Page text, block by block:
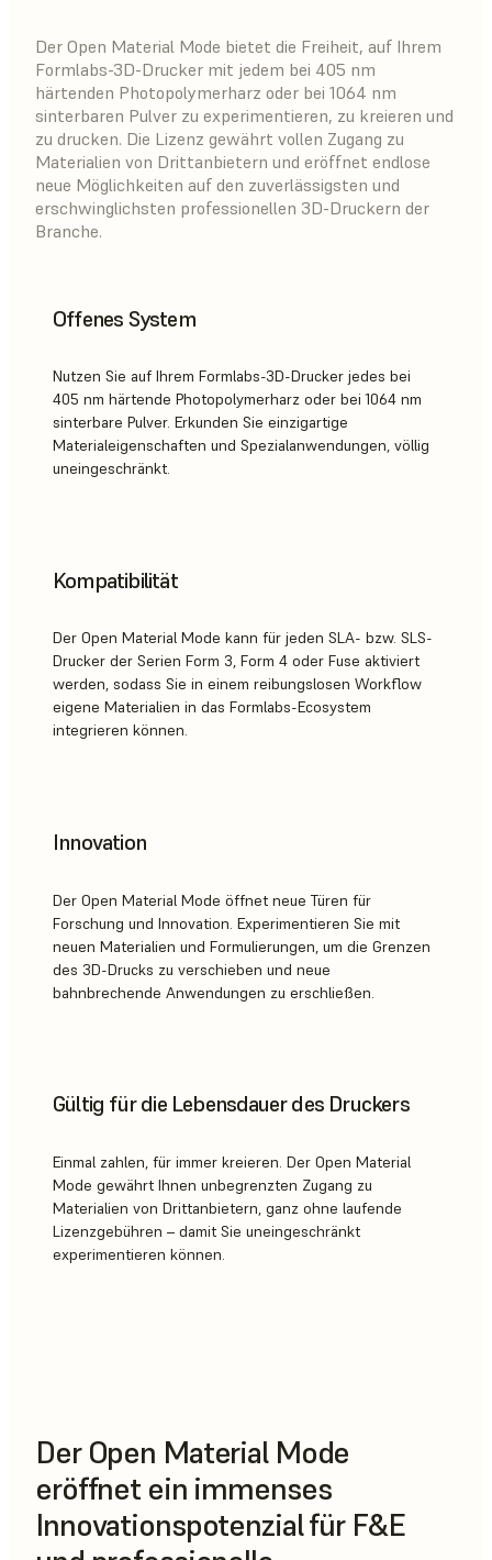
Der Open Material Mode bietet die Freiheit, auf Ihrem
Formlabs-3D-Drucker mit jedem bei 405 nm
härtenden Photopolymerharz oder bei 1064 nm
sinterbaren Pulver zu experimentieren, zu kreieren und
zu drucken. Die Lizenz gewährt vollen Zugang zu
Materialien von Drittanbietern und eröffnet endlose
neue Möglichkeiten auf den zuverlässigsten und
erschwinglichsten professionellen 3D-Druckern der
Branche.
Offenes System
Nutzen Sie auf Ihrem Formlabs-3D-Drucker jedes bei
405 nm härtende Photopolymerharz oder bei 1064 nm
sinterbare Pulver. Erkunden Sie einzigartige
Materialeigenschaften und Spezialanwendungen, völlig
uneingeschränkt.
Kompatibilität
Der Open Material Mode kann für jeden SLA- bzw. SLS-
Drucker der Serien Form 3, Form 4 oder Fuse aktiviert
werden, sodass Sie in einem reibungslosen Workflow
eigene Materialien in das Formlabs-Ecosystem
integrieren können.
Innovation
Der Open Material Mode öffnet neue Türen für
Forschung und Innovation. Experimentieren Sie mit
neuen Materialien und Formulierungen, um die Grenzen
des 3D-Drucks zu verschieben und neue
bahnbrechende Anwendungen zu erschließen.
Gültig für die Lebensdauer des Druckers
Einmal zahlen, für immer kreieren. Der Open Material
Mode gewährt Ihnen unbegrenzten Zugang zu
Materialien von Drittanbietern, ganz ohne laufende
Lizenzgebühren – damit Sie uneingeschränkt
experimentieren können.
Der Open Material Mode
eröffnet ein immenses
Innovationspotenzial für F&E